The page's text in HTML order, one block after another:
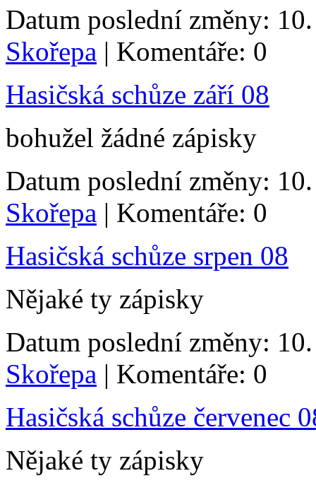
Datum poslední změny:
Skořepa | Komentáře: 0
Hasičská schůze září 08
bohužel žádné zápisky
Datum poslední změny:
Skořepa | Komentáře: 0
Hasičská schůze srpen 08
Nějaké ty zápisky
Datum poslední změny:
Skořepa | Komentáře: 0
Hasičská schůze červenec
Nějaké ty zápisky